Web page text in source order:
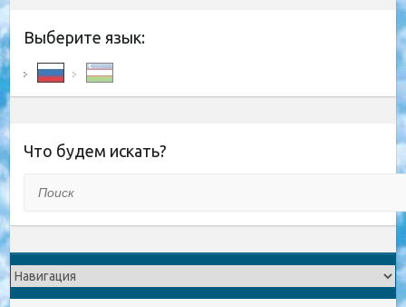
Выберите язык:
Что будем искать?